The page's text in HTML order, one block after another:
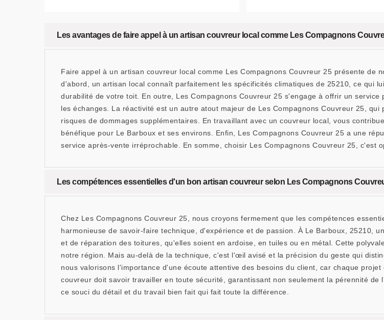
Les avantages de faire appel à un artisan couvreur local comme Les Compagnons
Faire appel à un artisan couvreur local comme Les Compagnons Couvreur 25 présente de
d'abord, un artisan local connaît parfaitement les spécificités climatiques de 25210, ce qui
durabilité de votre toit. En outre, Les Compagnons Couvreur 25 s'engage à offrir un
les échanges. La réactivité est un autre atout majeur de Les Compagnons Couvreur 25,
risques de dommages supplémentaires. En travaillant avec un couvreur local, vous
bénéfique pour Le Barboux et ses environs. Enfin, Les Compagnons Couvreur 25 a une
service après-vente irréprochable. En somme, choisir Les Compagnons Couvreur 25, c'est
Les compétences essentielles d'un bon artisan couvreur selon Les Compagnons
Chez Les Compagnons Couvreur 25, nous croyons fermement que les compétences
harmonieuse de savoir-faire technique, d'expérience et de passion. À Le Barboux, 25210,
et de réparation des toitures, qu'elles soient en ardoise, en tuiles ou en métal. Cette
notre région. Mais au-delà de la technique, c'est l'œil avisé et la précision du geste qui
nous valorisons l'importance d'une écoute attentive des besoins du client, car chaque
couvreur doit savoir travailler en toute sécurité, garantissant non seulement la pérennité
ce souci du détail et du travail bien fait qui fait toute la différence.